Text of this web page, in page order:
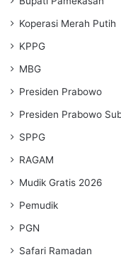
Koperasi Merah Putih
KPPG
MBG
Presiden Prabowo
Presiden Prabowo
SPPG
RAGAM
Mudik Gratis 2026
Pemudik
PGN
Safari Ramadan